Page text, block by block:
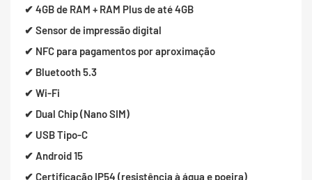
✔ 4GB de RAM + RAM Plus de até 4GB
✔ Sensor de impressão digital
✔ NFC para pagamentos por aproximação
✔ Bluetooth 5.3
✔ Wi-Fi
✔ Dual Chip (Nano SIM)
✔ USB Tipo-C
✔ Android 15
✔ Certificação IP54 (resistência à água e poeira)